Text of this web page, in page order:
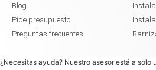
Blog
Pide presupuesto
Preguntas frecuentes
¿Necesitas ayuda? Nuestro asesor está a solo